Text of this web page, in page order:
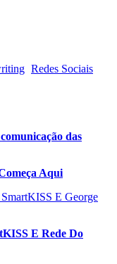
Redes Sociais
das
Aqui
E George
E Rede Do